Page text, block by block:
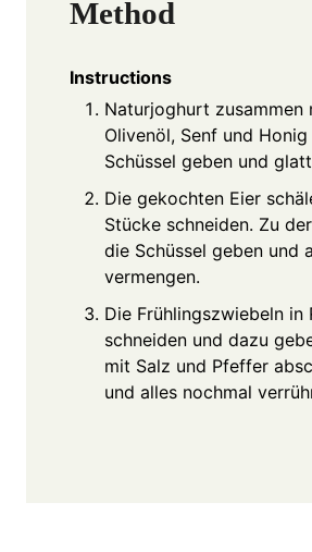
Method
Instructions
Naturjoghurt zusammen
Olivenöl, Senf und
Schüssel geben und
Die gekochten Eier
Stücke schneiden. Zu
die Schüssel geben und
vermengen.
Die Frühlingszwiebeln in
schneiden und dazu
mit Salz und Pfeffer
und alles nochmal